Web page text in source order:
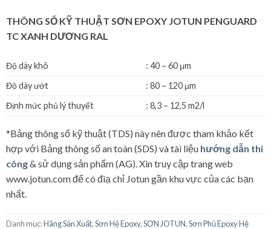
THÔNG SỐ KỸ THUẬT SƠN EPOXY JOTUN PENGUARD
TC XANH DƯƠNG RAL
Độ dày khô
: 40 – 60 μm
Độ dày ướt
: 80 – 120 μm
Định mức phủ lý thuyết
: 8,3 – 12,5 m2/l
*Bảng thông số kỹ thuật (TDS) này nên được tham khảo kết
hợp với Bảng thông số an toàn (SDS) và tài liệu hướng dẫn thi
công& sử dụng sản phẩm (AG). Xin truy cập trang web
www.jotun.com để có điạ chỉ Jotun gần khu vực của các bạn
nhất.
Danh mục:Hãng Sản Xuất,Sơn Hệ Epoxy,SƠN JOTUN,Sơn Phủ Epoxy Hệ